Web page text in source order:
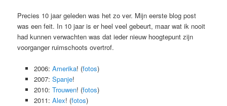
Precies 10 jaar geleden was het zo ver. Mijn eerste blog post
was een feit. In 10 jaar is er heel veel gebeurt, maar wat ik nooit
had kunnen verwachten was dat ieder nieuw hoogtepunt zijn
voorganger ruimschoots overtrof.
2006: Amerika! (fotos)
2007: Spanje!
2010: Trouwen! (fotos)
2011: Alex! (fotos)